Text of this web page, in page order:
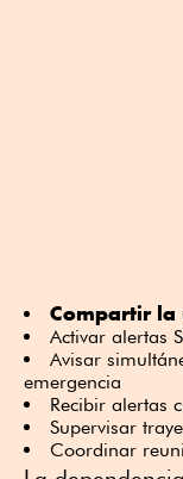
Compartir la
Activar alertas
Avisar
emergencia
Recibir alertas
Supervisar
Coordinar